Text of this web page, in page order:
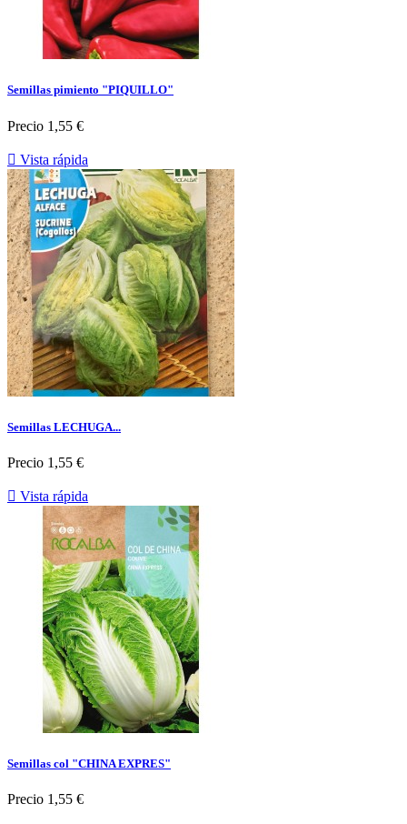
Semillas pimiento "PIQUILLO"
Precio 1,55 €
 Vista rápida
Semillas LECHUGA...
Precio 1,55 €
 Vista rápida
Semillas col "CHINA EXPRES"
Precio 1,55 €